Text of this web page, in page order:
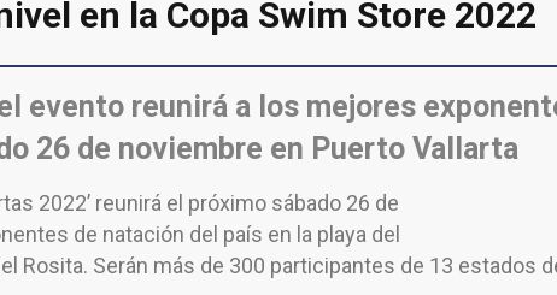
en la Copa Swim Store 2022
evento reunirá a los mejores
26 de noviembre en Puerto Vallarta
2022’ reunirá el próximo sábado 26 de
de natación del país en la playa del
Rosita. Serán más de 300 participantes de 13 estados